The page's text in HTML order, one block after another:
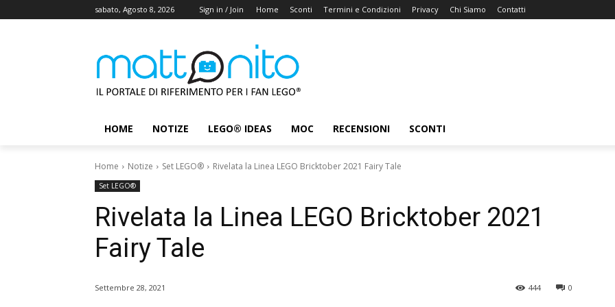
sabato, Agosto 8, 2026 Sign in / Join Home Sconti Termini e Condizioni Privacy Chi Siamo Contatti
HOME NOTIZE LEGO® IDEAS MOC RECENSIONI SCONTI
Home Notize Set LEGO® Rivelata la Linea LEGO Bricktober 2021 Fairy Tale
Set LEGO®
Rivelata la Linea LEGO Bricktober 2021
Fairy Tale
Settembre 28, 2021 0
444